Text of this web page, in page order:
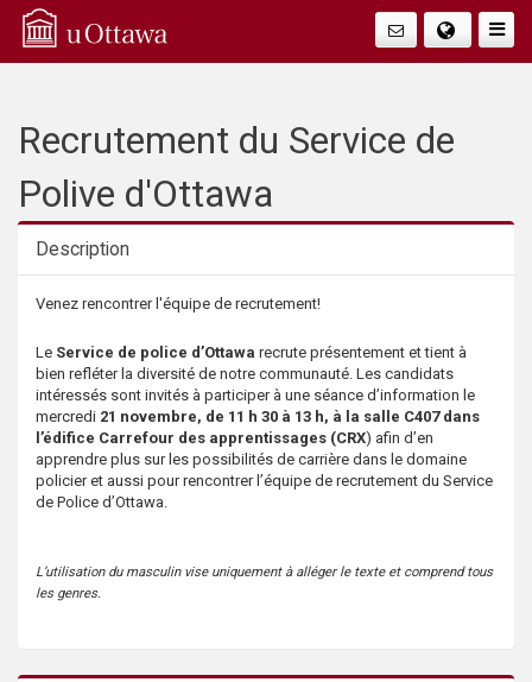
Q
Faire
Recrutement du Service de
Polive d'Ottawa
Description
Description
Venez rencontrer l'équipe de recrutement!
Le Service de police d’Ottawa recrute présentement et tient à
bien refléter la diversité de notre communauté. Les candidats
intéressés sont invités à participer à une séance d’information le
mercredi 21 novembre, de 11 h 30 à 13 h, à la salle C407 dans
l’édifice Carrefour des apprentissages (CRX) afin d’en
apprendre plus sur les possibilités de carrière dans le domaine
policier et aussi pour rencontrer l’équipe de recrutement du Service
de Police d’Ottawa.
L’utilisation du masculin vise uniquement à alléger le texte et comprend tous
les genres.